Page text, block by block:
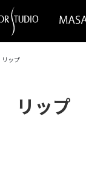
リップ
リップ